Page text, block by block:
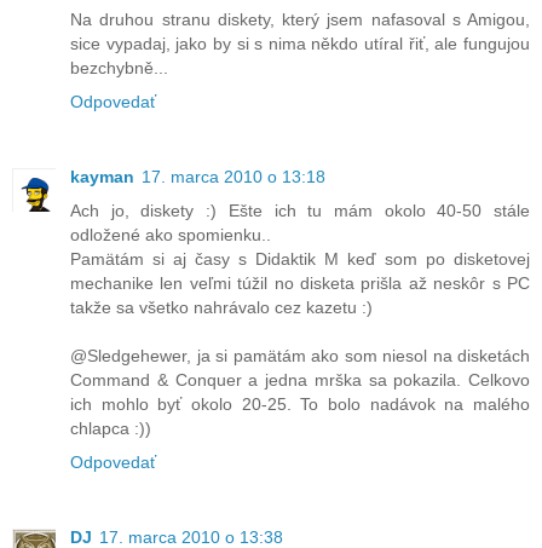
Na druhou stranu diskety, který jsem nafasoval s Amigou,
sice vypadaj, jako by si s nima někdo utíral řiť, ale fungujou
bezchybně...
Odpovedať
kayman 17. marca 2010 o 13:18
Ach jo, diskety :) Ešte ich tu mám okolo 40-50 stále
odložené ako spomienku..
Pamätám si aj časy s Didaktik M keď som po disketovej
mechanike len veľmi túžil no disketa prišla až neskôr s PC
takže sa všetko nahrávalo cez kazetu :)
@Sledgehewer, ja si pamätám ako som niesol na disketách
Command & Conquer a jedna mrška sa pokazila. Celkovo
ich mohlo byť okolo 20-25. To bolo nadávok na malého
chlapca :))
Odpovedať
DJ 17. marca 2010 o 13:38